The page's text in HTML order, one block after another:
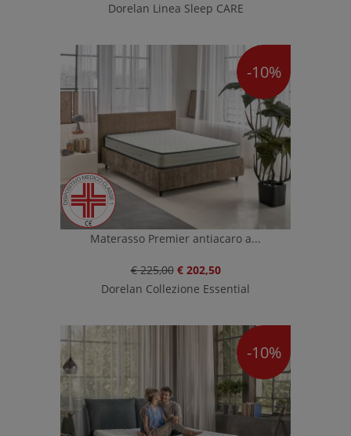
Dorelan Linea Sleep CARE
-10%
Materasso Premier antiacaro a...
€ 225,00 € 202,50
Dorelan Collezione Essential
-10%